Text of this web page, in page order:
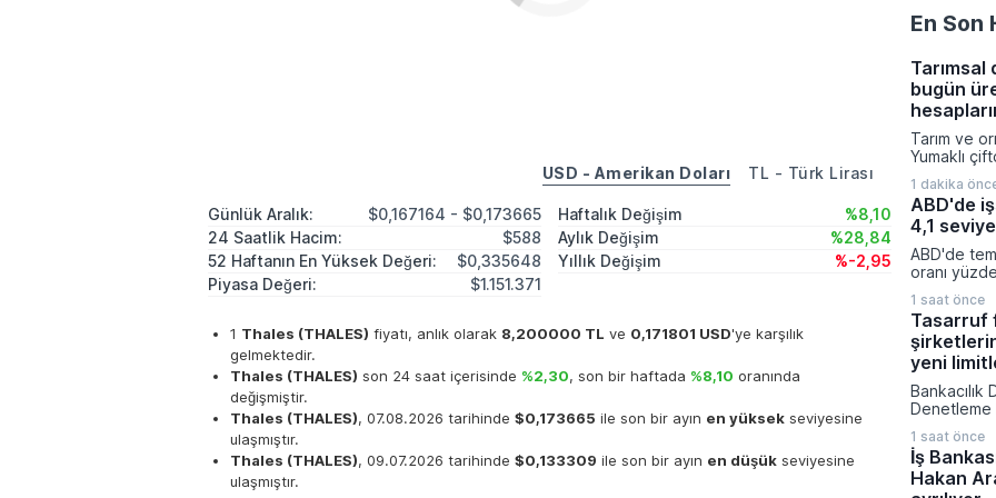
USD - Amerikan Doları TL - Türk Lirası
Günlük Aralık:
$0,167164 - $0,173665
24 Saatlik Hacim:
$588
52 Haftanın En Yüksek Değeri:
$0,335648
Piyasa Değeri:
$1.151.371
Haftalık Değişim
%8,10
Aylık Değişim
%28,84
Yıllık Değişim
%-2,95
1 Thales (THALES) fiyatı, anlık olarak 8,200000 TL ve 0,171801 USD'ye karşılık
gelmektedir.
Thales (THALES) son 24 saat içerisinde %2,30, son bir haftada %8,10 oranında
değişmiştir.
Thales (THALES), 07.08.2026 tarihinde $0,173665 ile son bir ayın en yüksek seviyesine
ulaşmıştır.
Thales (THALES), 09.07.2026 tarihinde $0,133309 ile son bir ayın en düşük seviyesine
ulaşmıştır.
En Son
bugün
Tarım ve
Yumaklı
tutarında
emeğini
sürdürülen
kalem
1 dakika
ABD'de
4,1
ABD'de
oranı
katılım
yana en
işsizlik
düşüşün
1 saat önce
Tasarruf
yeni
Bankacılık
Denetleme
alanlarını
yeniden
bir karara
1 saat önce
İş
Hakan